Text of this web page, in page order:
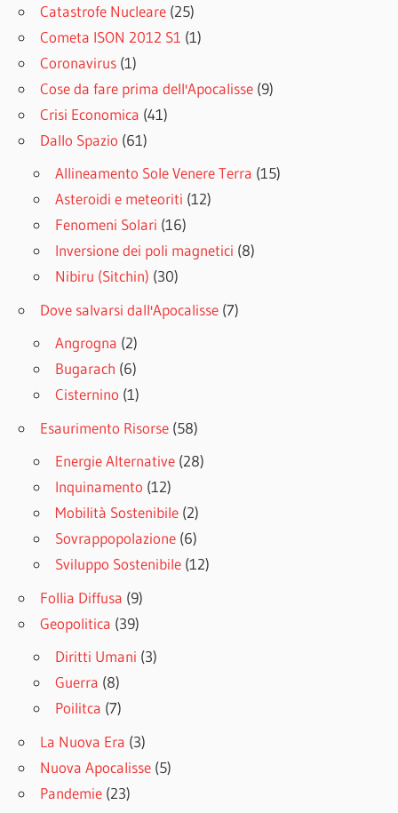
Catastrofe Nucleare (25)
Cometa ISON 2012 S1 (1)
Coronavirus (1)
Cose da fare prima dell'Apocalisse (9)
Crisi Economica (41)
Dallo Spazio (61)
Allineamento Sole Venere Terra (15)
Asteroidi e meteoriti (12)
Fenomeni Solari (16)
Inversione dei poli magnetici (8)
Nibiru (Sitchin) (30)
Dove salvarsi dall'Apocalisse (7)
Angrogna (2)
Bugarach (6)
Cisternino (1)
Esaurimento Risorse (58)
Energie Alternative (28)
Inquinamento (12)
Mobilità Sostenibile (2)
Sovrappopolazione (6)
Sviluppo Sostenibile (12)
Follia Diffusa (9)
Geopolitica (39)
Diritti Umani (3)
Guerra (8)
Poilitca (7)
La Nuova Era (3)
Nuova Apocalisse (5)
Pandemie (23)